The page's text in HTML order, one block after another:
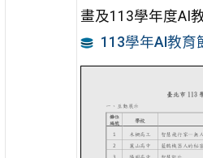
畫及113學年度AI
113學年AI教育